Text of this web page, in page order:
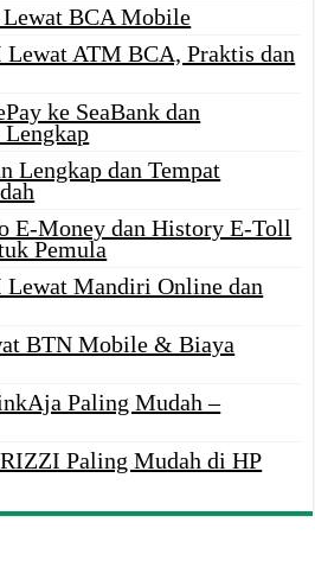
Lewat BCA Mobile
ATM BCA, Praktis dan
ke SeaBank dan
Lengkap
Lengkap dan Tempat
E-Money dan History E-Toll
Pemula
Lewat Mandiri Online dan
BTN Mobile & Biaya
Paling Mudah –
Paling Mudah di HP